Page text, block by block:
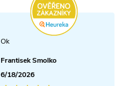
Ok
Frantisek Smolko
6/18/2026